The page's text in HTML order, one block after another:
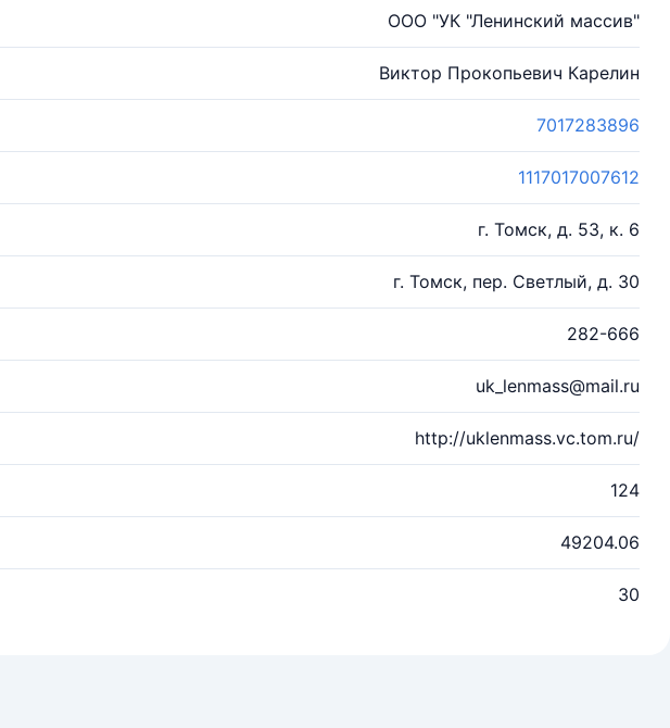
ООО "УК "Ленинский массив"
Виктор Прокопьевич Карелин
7017283896
1117017007612
г. Томск, д. 53, к. 6
г. Томск, пер. Светлый, д. 30
282-666
uk_lenmass@mail.ru
http://uklenmass.vc.tom.ru/
124
49204.06
30